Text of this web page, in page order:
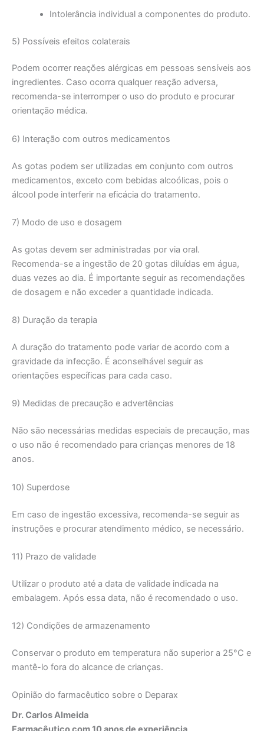
Intolerância individual a componentes do produto.
5) Possíveis efeitos colaterais
Podem ocorrer reações alérgicas em pessoas sensíveis aos
ingredientes. Caso ocorra qualquer reação adversa,
recomenda-se interromper o uso do produto e procurar
orientação médica.
6) Interação com outros medicamentos
As gotas podem ser utilizadas em conjunto com outros
medicamentos, exceto com bebidas alcoólicas, pois o
álcool pode interferir na eficácia do tratamento.
7) Modo de uso e dosagem
As gotas devem ser administradas por via oral.
Recomenda-se a ingestão de 20 gotas diluídas em água,
duas vezes ao dia. É importante seguir as recomendações
de dosagem e não exceder a quantidade indicada.
8) Duração da terapia
A duração do tratamento pode variar de acordo com a
gravidade da infecção. É aconselhável seguir as
orientações específicas para cada caso.
9) Medidas de precaução e advertências
Não são necessárias medidas especiais de precaução, mas
o uso não é recomendado para crianças menores de 18
anos.
10) Superdose
Em caso de ingestão excessiva, recomenda-se seguir as
instruções e procurar atendimento médico, se necessário.
11) Prazo de validade
Utilizar o produto até a data de validade indicada na
embalagem. Após essa data, não é recomendado o uso.
12) Condições de armazenamento
Conservar o produto em temperatura não superior a 25°C e
mantê-lo fora do alcance de crianças.
Opinião do farmacêutico sobre o Deparax
Dr. Carlos Almeida